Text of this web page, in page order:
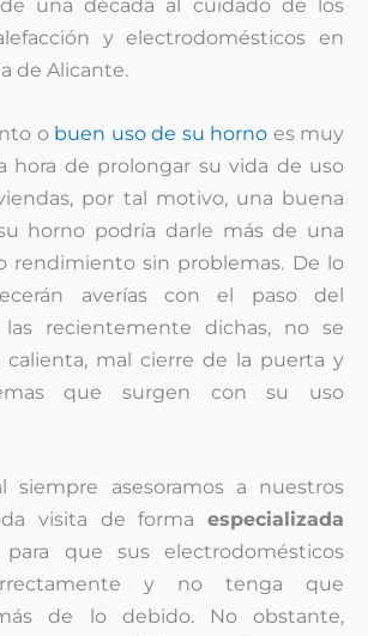
una década al cuidado de los
y electrodomésticos en
de Alicante.
o buen uso de su horno es muy
hora de prolongar su vida de uso
por tal motivo, una buena
horno podría darle más de una
rendimiento sin problemas. De lo
averías con el paso del
recientemente dichas, no se
mal cierre de la puerta y
que surgen con su uso
siempre asesoramos a nuestros
visita de forma especializada
para que sus electrodomésticos
y no tenga que
de lo debido. No obstante,